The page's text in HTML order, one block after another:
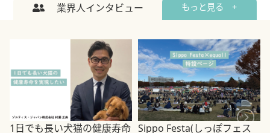
業界人インタビュー もっと見る +
1日でも長い犬猫の健康寿命 Sippo Festa(しっぽフェス